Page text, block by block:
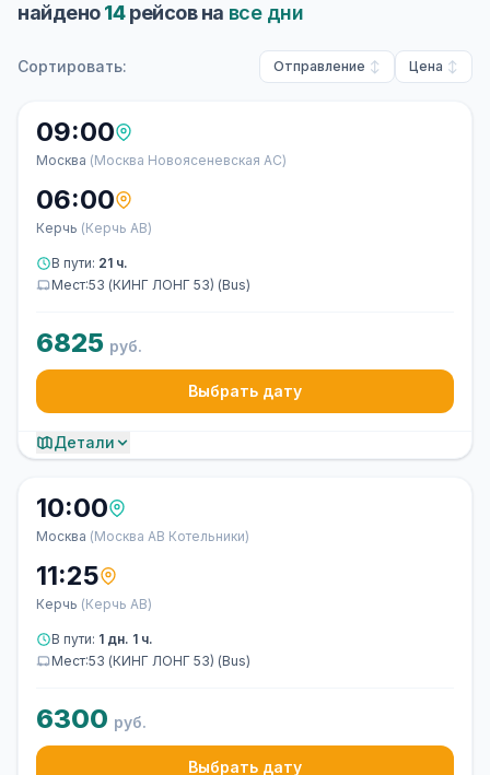
найдено14рейсов на все дни
Сортировать: Отправление Цена
09:00
Москва (Москва Новоясеневская АС)
06:00
Керчь (Керчь АВ)
В пути: 21 ч.
Мест:53 (КИНГ ЛОНГ 53) (Bus)
6825 руб.
Выбрать дату
Детали
10:00
Москва (Москва АВ Котельники)
11:25
Керчь (Керчь АВ)
В пути: 1 дн. 1 ч.
Мест:53 (КИНГ ЛОНГ 53) (Bus)
6300 руб.
Выбрать дату